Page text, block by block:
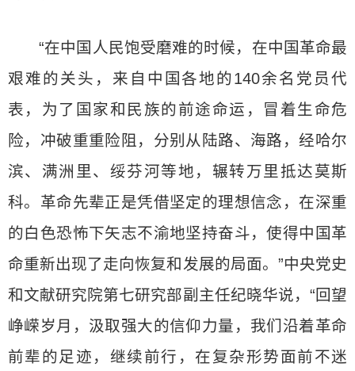
“在中国人民饱受磨难的时候，在中国革命最
艰难的关头，来自中国各地的140余名党员代
表，为了国家和民族的前途命运，冒着生命危
险，冲破重重险阻，分别从陆路、海路，经哈尔
滨、满洲里、绥芬河等地，辗转万里抵达莫斯
科。革命先辈正是凭借坚定的理想信念，在深重
的白色恐怖下矢志不渝地坚持奋斗，使得中国革
命重新出现了走向恢复和发展的局面。”中央党史
和文献研究院第七研究部副主任纪晓华说，“回望
峥嵘岁月，汲取强大的信仰力量，我们沿着革命
前辈的足迹，继续前行，在复杂形势面前不迷